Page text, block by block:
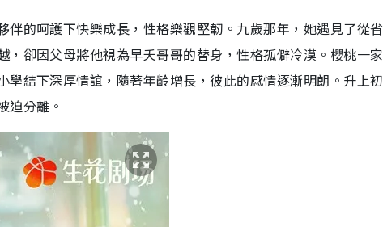
的呵護下快樂成長，性格樂觀堅韌。九歲那年，她遇見了從省
卻因父母將他視為早夭哥哥的替身，性格孤僻冷漠。櫻桃一家
結下深厚情誼，隨著年齡增長，彼此的感情逐漸明朗。升上初
迫分離。